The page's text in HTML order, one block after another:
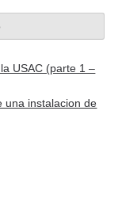
USAC (parte 1 –
una instalacion de